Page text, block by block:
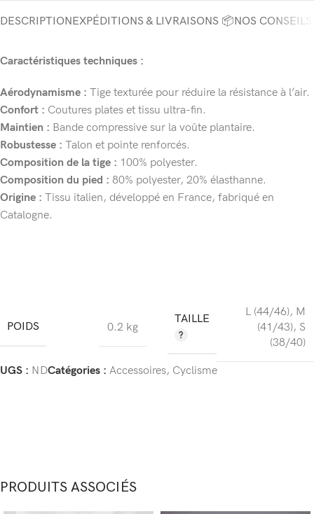
DESCRIPTIONEXPÉDITIONS & LIVRAISONS 📦NOS
Caractéristiques techniques :
Aérodynamisme : Tige texturée pour réduire la résistance à l’air.
Confort : Coutures plates et tissu ultra-fin.
Maintien : Bande compressive sur la voûte plantaire.
Robustesse : Talon et pointe renforcés.
Composition de la tige : 100% polyester.
Composition du pied : 80% polyester, 20% élasthanne.
Origine : Tissu italien, développé en France, fabriqué en
Catalogne.
POIDS 0.2 kg
TAILLE
L (44/46), M
(41/43), S
(38/40)
UGS : NDCatégories : Accessoires, Cyclisme
PRODUITS ASSOCIÉS